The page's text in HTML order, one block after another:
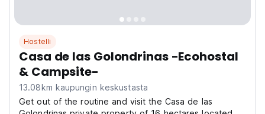
Hostelli
Casa de las Golondrinas -Ecohostal
& Campsite-
13.08km kaupungin keskustasta
Get out of the routine and visit the Casa de las